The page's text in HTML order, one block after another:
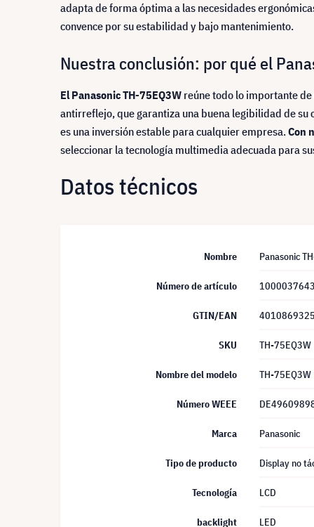
adapta de forma óptima a las necesidades
convence por su estabilidad y bajo mantenimiento.
Nuestra conclusión: por qué el
El Panasonic TH-75EQ3W reúne todo lo importante de
antirreflejo, que garantiza una buena legibilidad de su
es una inversión estable para cualquier empresa.Con
seleccionar la tecnología multimedia adecuada para
Datos técnicos
Nombre Panasonic
Número de artículo 1000037643
GTIN/EAN
SKU TH-75EQ3W
Nombre del modelo TH-75EQ3W
Número WEEE
Marca Panasonic
Tipo de producto Display no
Tecnología LCD
backlight LED